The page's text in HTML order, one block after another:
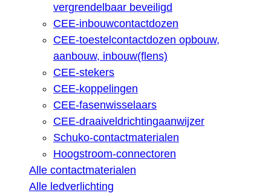
vergrendelbaar beveiligd
CEE-inbouwcontactdozen
CEE-toestelcontactdozen opbouw,
aanbouw, inbouw(flens)
CEE-stekers
CEE-koppelingen
CEE-fasenwisselaars
CEE-draaiveldrichtingaanwijzer
Schuko-contactmaterialen
Hoogstroom-connectoren
Alle contactmaterialen
Alle ledverlichting